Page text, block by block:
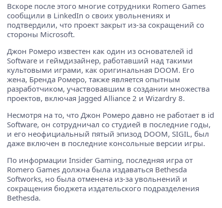
Вскоре после этого многие сотрудники Romero Games
сообщили в LinkedIn о своих увольнениях и
подтвердили, что проект закрыт из-за сокращений со
стороны Microsoft.
Джон Ромеро известен как один из основателей id
Software и геймдизайнер, работавший над такими
культовыми играми, как оригинальная DOOM. Его
жена, Бренда Ромеро, также является опытным
разработчиком, участвовавшим в создании множества
проектов, включая Jagged Alliance 2 и Wizardry 8.
Несмотря на то, что Джон Ромеро давно не работает в id
Software, он сотрудничал со студией в последние годы,
и его неофициальный пятый эпизод DOOM, SIGIL, был
даже включен в последние консольные версии игры.
По информации Insider Gaming, последняя игра от
Romero Games должна была издаваться Bethesda
Softworks, но была отменена из-за увольнений и
сокращения бюджета издательского подразделения
Bethesda.